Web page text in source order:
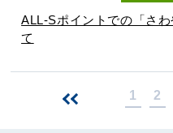
ALL-Sポイントでの「さ
て
1 2